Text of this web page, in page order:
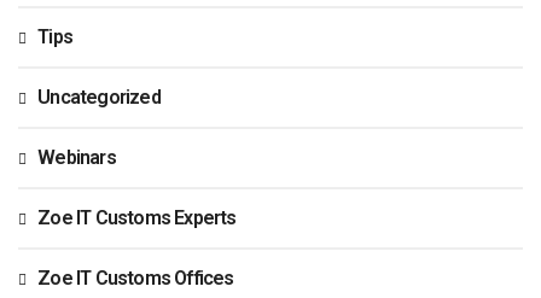
Tips
Uncategorized
Webinars
Zoe IT Customs Experts
Zoe IT Customs Offices